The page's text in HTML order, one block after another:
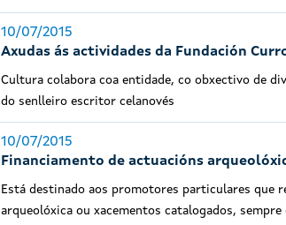
10/07/2015
Axudas ás actividades da Fundación
Cultura colabora coa entidade, co obxectivo de
do senlleiro escritor celanovés
10/07/2015
Financiamento de actuacións
Está destinado aos promotores particulares que
arqueolóxica ou xacementos catalogados,